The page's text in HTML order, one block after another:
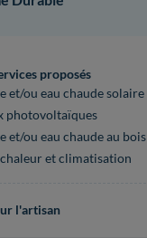
proposés
et/ou eau chaude solaire
photovoltaïques
et/ou eau chaude au bois
et climatisation
l'artisan